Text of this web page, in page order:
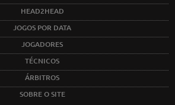
HEAD2HEAD
JOGOS POR DATA
JOGADORES
TÉCNICOS
ÁRBITROS
SOBRE O SITE